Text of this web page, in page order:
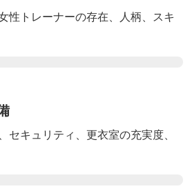
性トレーナーの存在、人柄、スキ
セキュリティ、更衣室の充実度